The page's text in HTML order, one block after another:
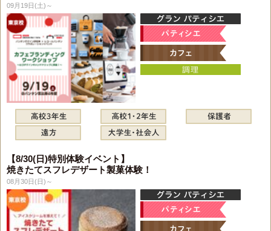
09月19日(土)～
【8/30(日)特別体験イベント】
焼きたてスフレデザート製菓体験！
08月30日(日)～